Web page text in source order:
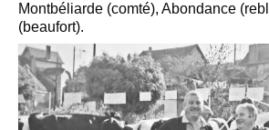
Montbéliarde (comté), Abondance
(beaufort).